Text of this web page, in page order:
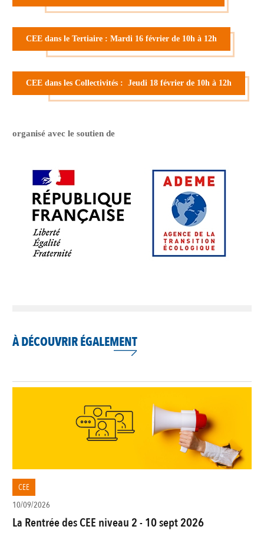
CEE dans le Tertiaire : Mardi 16 février de 10h à 12h
CEE dans les Collectivités : Jeudi 18 février de 10h à 12h
organisé avec le soutien de
À DÉCOUVRIR ÉGALEMENT
CEE
10/09/2026
La Rentrée des CEE niveau 2 - 10 sept 2026